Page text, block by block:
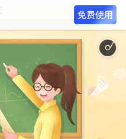
清新自由